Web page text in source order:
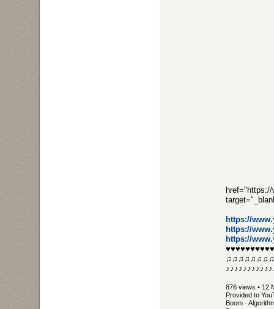
https://
https://
https://
876 views • 12
Provided to
Boom ·